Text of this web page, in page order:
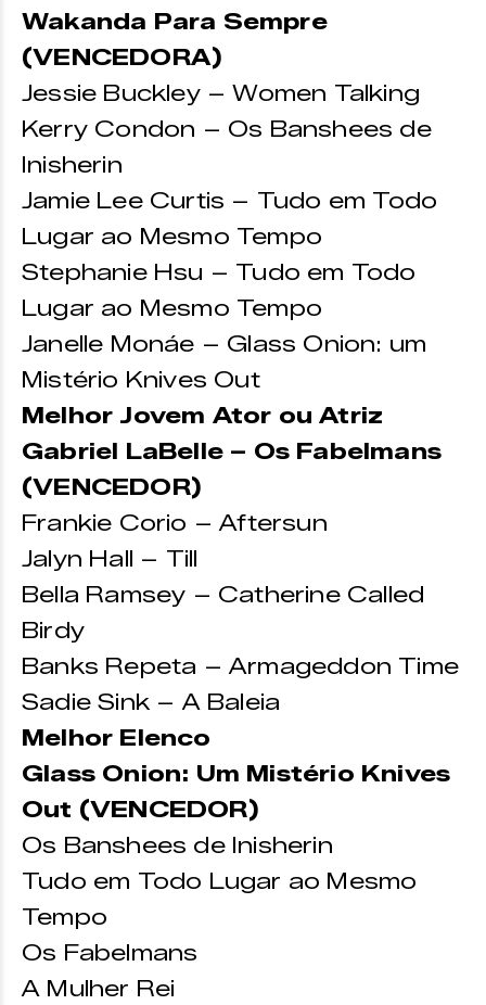
Wakanda Para Sempre
(VENCEDORA)
Jessie Buckley – Women Talking
Kerry Condon – Os Banshees de
Inisherin
Jamie Lee Curtis – Tudo em Todo
Lugar ao Mesmo Tempo
Stephanie Hsu – Tudo em Todo
Lugar ao Mesmo Tempo
Janelle Monáe – Glass Onion: um
Mistério Knives Out
Melhor Jovem Ator ou Atriz
Gabriel LaBelle – Os Fabelmans
(VENCEDOR)
Frankie Corio – Aftersun
Jalyn Hall – Till
Bella Ramsey – Catherine Called
Birdy
Banks Repeta – Armageddon Time
Sadie Sink – A Baleia
Melhor Elenco
Glass Onion: Um Mistério Knives
Out (VENCEDOR)
Os Banshees de Inisherin
Tudo em Todo Lugar ao Mesmo
Tempo
Os Fabelmans
A Mulher Rei